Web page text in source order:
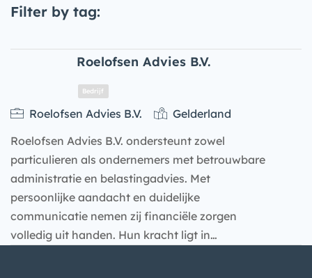
Filter by tag:
Roelofsen Advies B.V.
Bedrijf
Roelofsen Advies B.V.
Gelderland
Roelofsen Advies B.V. ondersteunt zowel
particulieren als ondernemers met betrouwbare
administratie en belastingadvies. Met
persoonlijke aandacht en duidelijke
communicatie nemen zij financiële zorgen
volledig uit handen. Hun kracht ligt in…